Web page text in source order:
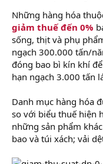
Những hàng hóa
giảm thuế đến 0%
sống, thịt và phụ
ngạch 300.000 tấn/
đóng bao bì kín khí
hạn ngạch 3.000 tấn
Danh mục hàng hóa
so với biểu thuế hiện
những sản phẩm
bao và túi xách; vải